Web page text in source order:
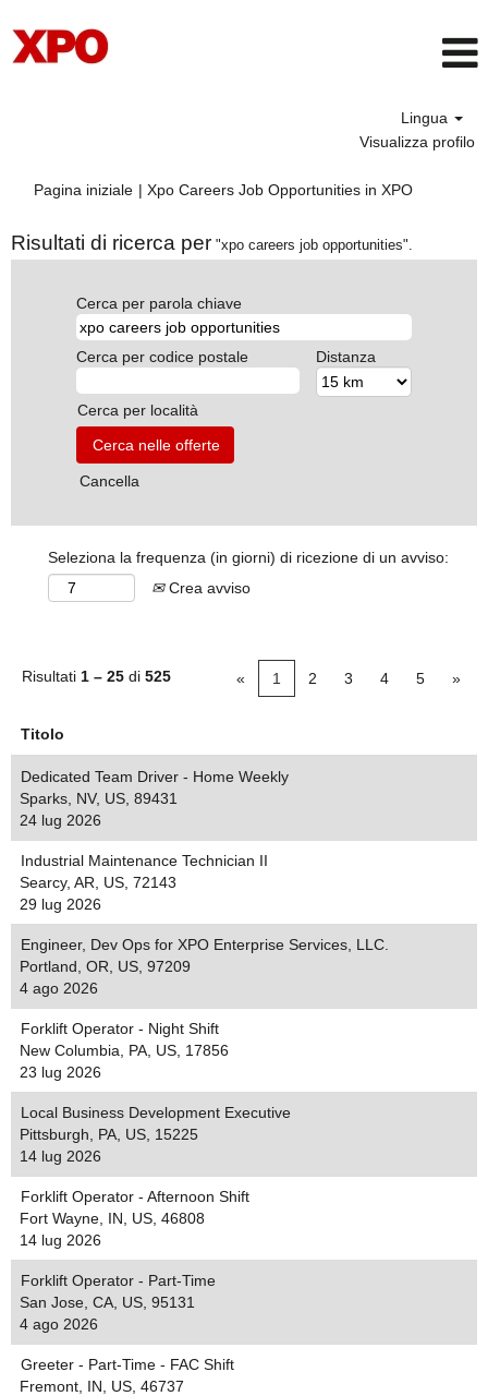
Lingua
Visualizza profilo
Pagina iniziale | Xpo Careers Job Opportunities in XPO(pagina
Risultati di ricerca per "xpo careers job opportunities".
Cerca per parola chiave
Cerca per codice postale Distanza
Cerca per località
Cancella
Seleziona la frequenza (in giorni) di ricezione di un avviso:
Crea avviso
Risultati 1 – 25 di 525 « 1 2 3 4 5 »
Titolo
Dedicated Team Driver - Home Weekly
Sparks, NV, US, 89431
24 lug 2026
Industrial Maintenance Technician II
Searcy, AR, US, 72143
29 lug 2026
Engineer, Dev Ops for XPO Enterprise Services, LLC.
Portland, OR, US, 97209
4 ago 2026
Forklift Operator - Night Shift
New Columbia, PA, US, 17856
23 lug 2026
Local Business Development Executive
Pittsburgh, PA, US, 15225
14 lug 2026
Forklift Operator - Afternoon Shift
Fort Wayne, IN, US, 46808
14 lug 2026
Forklift Operator - Part-Time
San Jose, CA, US, 95131
4 ago 2026
Greeter - Part-Time - FAC Shift
Fremont, IN, US, 46737